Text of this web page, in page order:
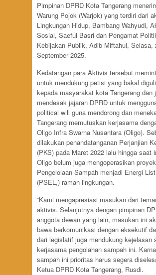
Pimpinan DPRD Kota Tangerang
Warung Pojok (Warjok) yang terdiri dari
Lingkungan Hidup, Bambang Wahyudi,
Sosial, Saeful Basri dan Pengamat
Kebijakan Publik, Adib Miftahul, Selasa,
September 2025.
Kedatangan para Aktivis tersebut
untuk mendukung petisi yang bakal
kepada masyarakat kota Tangerang dan
mendesak jajaran DPRD untuk
political will guna mendorong dan
Tangerang memutuskan kerjasama
Oligo Infra Swarna Nusantara (Oligo).
dilakukan penandatanganan Perjanjian
(PKS) pada Maret 2022 lalu hingga saat
Oligo belum juga mengoperasikan proyek
Pengelolaan Sampah menjadi Energi
(PSEL,) ramah lingkungan.
“Kami mengapresiasi masukan dari
aktivis. Selanjutnya dengan pimpinan
anggota dewan yang lain, masukan ini
bawa berkomunikasi dengan eksekutif
dari legislatif juga mendukung kejelasan
kerjasama pengolahan sampah ini.
sampah ini prioritas harus segera
Ketua DPRD Kota Tangerang, Rusdi.